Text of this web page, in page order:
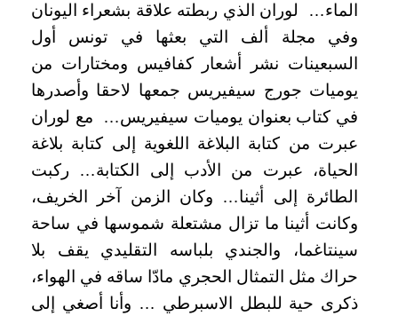
الماء… لوران الذي ربطته علاقة بشعراء اليونان
وفي مجلة ألف التي بعثها في تونس أول
السبعينات نشر أشعار كفافيس ومختارات من
يوميات جورج سيفيريس جمعها لاحقا وأصدرها
في كتاب بعنوان يوميات سيفيريس… مع لوران
عبرت من كتابة البلاغة اللغوية إلى كتابة بلاغة
الحياة، عبرت من الأدب إلى الكتابة… ركبت
الطائرة إلى أثينا… وكان الزمن آخر الخريف،
وكانت أثينا ما تزال مشتعلة شموسها في ساحة
سينتاغما، والجندي بلباسه التقليدي يقف بلا
حراك مثل التمثال الحجري مادّا ساقه في الهواء،
ذكرى حية للبطل الاسبرطي … وأنا أصغي إلى